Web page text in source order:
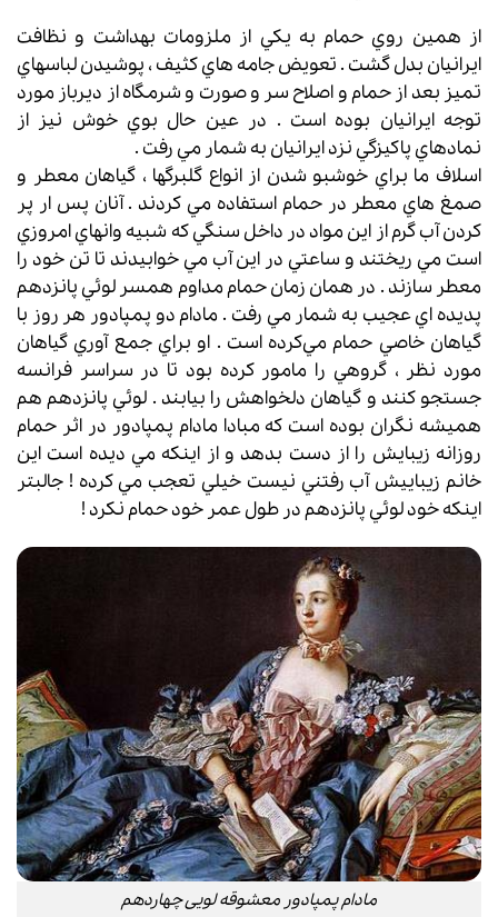
از همين روي حمام به يكي از ملزومات بهداشت و نظافت
ايرانيان بدل گشت . تعويض جامه هاي كثيف ، پوشيدن لباسهاي
تميز بعد از حمام و اصلاح سر و صورت و شرمگاه از ديرباز مورد
توجه ايرانيان بوده است . در عين حال بوي خوش نيز از
نمادهاي پاكيزگي نزد ايرانيان به شمار مي رفت .
اسلاف ما براي خوشبو شدن از انواع گلبرگها ، گياهان معطر و
صمغ هاي معطر در حمام استفاده مي كردند . آنان پس ار پر
كردن آب گرم از اين مواد در داخل سنگي كه شبيه وانهاي امروزي
است مي ريختند و ساعتي در اين آب مي خوابيدند تا تن خود را
معطر سازند . در همان زمان حمام مداوم همسر لوئي پانزدهم
پديده اي عجيب به شمار مي رفت . مادام دو پمپادور هر روز با
گياهان خاصي حمام مي‌كرده است . او براي جمع آوري گياهان
مورد نظر ، گروهي را مامور كرده بود تا در سراسر فرانسه
جستجو كنند و گياهان دلخواهش را بيابند . لوئي پانزدهم هم
هميشه نگران بوده است كه مبادا مادام پمپادور در اثر حمام
روزانه زيبايش را از دست بدهد و از اينكه مي ديده است اين
خانم زيباييش آب رفتني نيست خيلي تعجب مي كرده ! جالبتر
اينكه خود لوئي پانزدهم در طول عمر خود حمام نكرد !
مادام پمپادور معشوقه لویی چهاردهم